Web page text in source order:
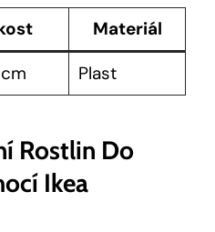
Materiál
Plast
Rostlin Do
Ikea